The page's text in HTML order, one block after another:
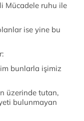
Mücadele ruhu ile
ise yine bu
bunlarla işimiz
üzerinde tutan,
bulunmayan